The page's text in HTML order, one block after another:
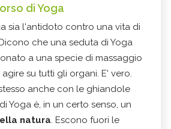
di Yoga
sia l'antidoto contro una vita di
che una seduta di Yoga
a una specie di massaggio
su tutti gli organi. E' vero.
anche con le ghiandole
Yoga è, in un certo senso, un
natura. Escono fuori le